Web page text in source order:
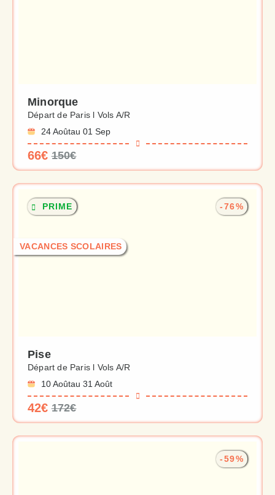
Minorque
Départ de Paris l Vols A/R
24 Aoûtau 01 Sep
66€ 150€
PRIME
VACANCES SCOLAIRES
-76%
Pise
Départ de Paris l Vols A/R
10 Aoûtau 31 Août
42€ 172€
-59%